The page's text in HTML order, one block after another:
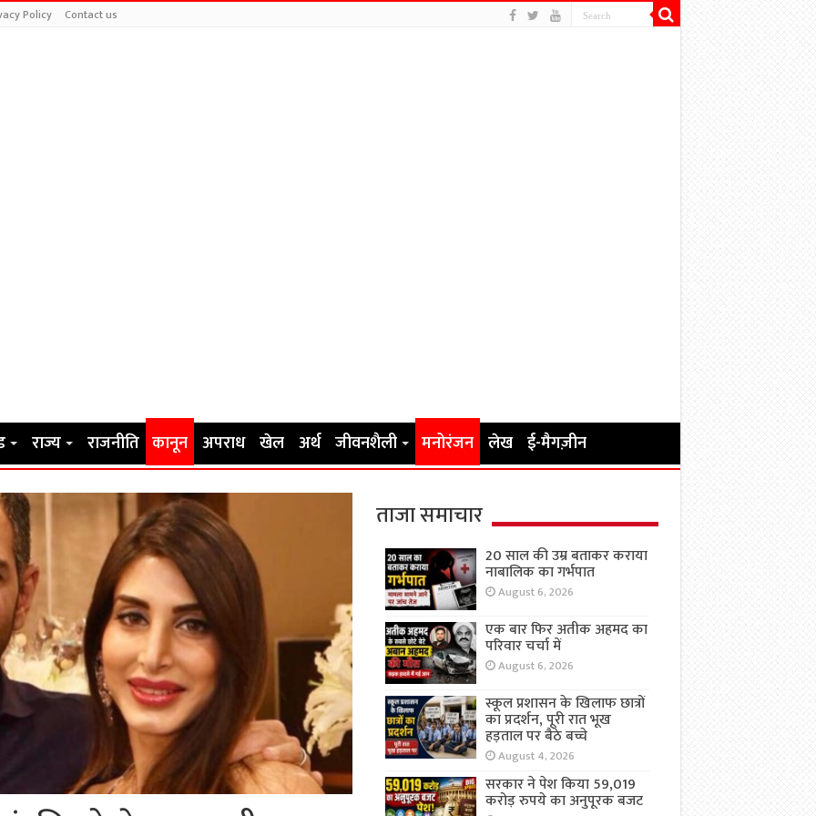
Policy Contact us
राज्य राजनीति कानून अपराध खेल अर्थ जीवनशैली मनोरंजन लेख ई-मैगज़ीन
ताजा समाचार
20 साल की उम्र बताकर कराया
नाबालिक का गर्भपात
August 6, 2026
एक बार फिर अतीक अहमद का
परिवार चर्चा में
August 6, 2026
स्कूल प्रशासन के खिलाफ छात्रों
का प्रदर्शन, पूरी रात भूख
हड़ताल पर बैठे बच्चे
August 4, 2026
सरकार ने पेश किया 59,019
करोड़ रुपये का अनुपूरक बजट